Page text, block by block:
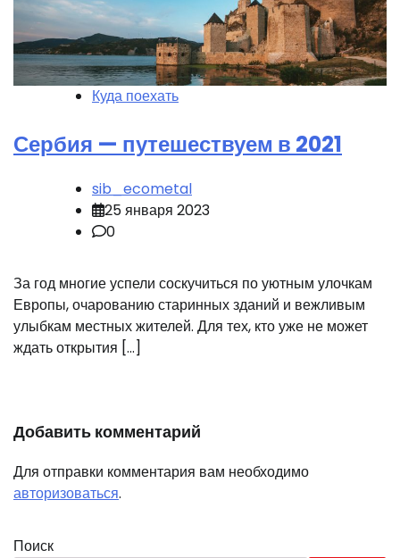
Куда поехать
Сербия — путешествуем в 2021
sib_ecometal
25 января 2023
0
За год многие успели соскучиться по уютным улочкам
Европы, очарованию старинных зданий и вежливым
улыбкам местных жителей. Для тех, кто уже не может
ждать открытия […]
Добавить комментарий
Для отправки комментария вам необходимо
авторизоваться.
Поиск